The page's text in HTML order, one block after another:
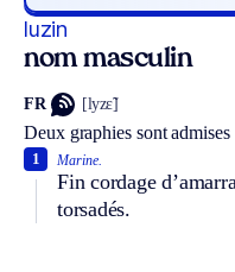
luzin
nom masculin
FR [lyzɛ̃]
Deux graphies sont admises
Marine.
Fin cordage
torsadés.
1